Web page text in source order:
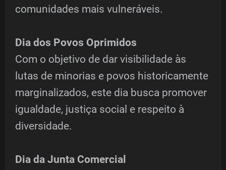
comunidades mais vulneráveis.
Dia dos Povos Oprimidos
Com o objetivo de dar visibilidade às
lutas de minorias e povos historicamente
marginalizados, este dia busca promover
igualdade, justiça social e respeito à
diversidade.
Dia da Junta Comercial